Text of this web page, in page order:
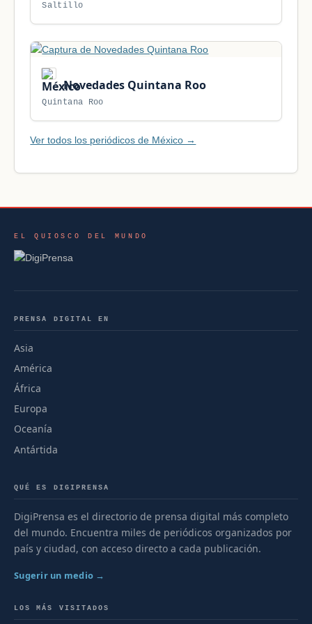
Saltillo
Novedades Quintana Roo
Quintana Roo
Ver todos los periódicos de México →
EL QUIOSCO DEL MUNDO
PRENSA DIGITAL EN
Asia
América
África
Europa
Oceanía
Antártida
QUÉ ES DIGIPRENSA
DigiPrensa es el directorio de prensa digital más completo
del mundo. Encuentra miles de periódicos organizados por
país y ciudad, con acceso directo a cada publicación.
Sugerir un medio →
LOS MÁS VISITADOS